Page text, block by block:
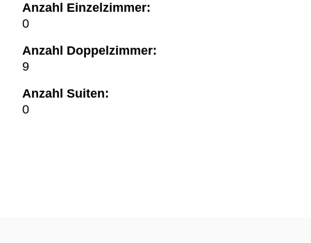
Anzahl Einzelzimmer:
0
Anzahl Doppelzimmer:
9
Anzahl Suiten:
0